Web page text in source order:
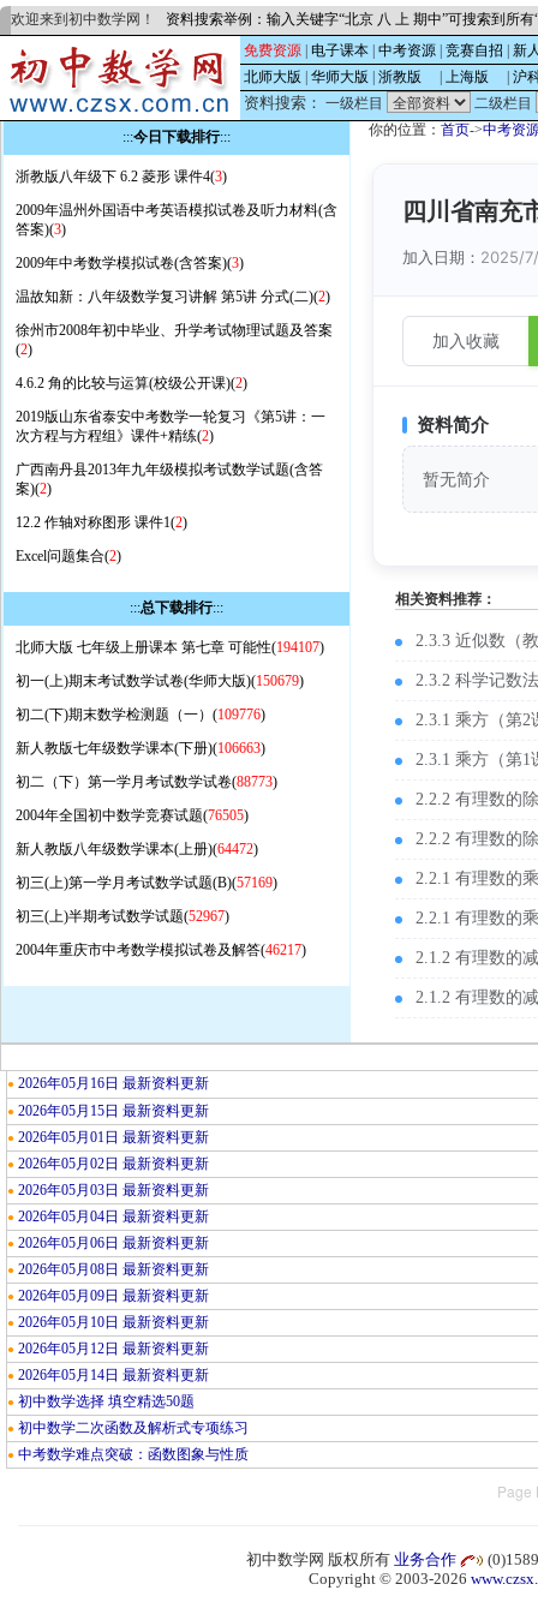
欢迎来到初中数学网！ 资料搜索举例：输入关键字“北京 八 上 期中”可搜索到所
免费资源 电子课本 中考资源 竞赛自招
新
北师大版
华师大版 浙教版 上海版 沪
资料搜索： 一级栏目
二级栏目
:::今日下载排行:::
浙教版八年级下 6.2 菱形 课件4(3)
2009年温州外国语中考英语模拟试卷及听力材料(含
答案)(3)
2009年中考数学模拟试卷(含答案)(3)
温故知新：八年级数学复习讲解 第5讲 分式(二)(2)
徐州市2008年初中毕业、升学考试物理试题及答案
(2)
4.6.2 角的比较与运算(校级公开课)(2)
2019版山东省泰安中考数学一轮复习《第5讲：一
次方程与方程组》课件+精练(2)
广西南丹县2013年九年级模拟考试数学试题(含答
案)(2)
12.2 作轴对称图形 课件1(2)
Excel问题集合(2)
:::总下载排行:::
北师大版 七年级上册课本 第七章 可能性(194107)
初一(上)期末考试数学试卷(华师大版)(150679)
初二(下)期末数学检测题（一）(109776)
新人教版七年级数学课本(下册)(106663)
初二（下）第一学月考试数学试卷(88773)
2004年全国初中数学竞赛试题(76505)
新人教版八年级数学课本(上册)(64472)
初三(上)第一学月考试数学试题(B)(57169)
初三(上)半期考试数学试题(52967)
2004年重庆市中考数学模拟试卷及解答(46217)
你的位置： 首页->中考资
四川省南充
加入日期： 2025/
加入收藏
资料简介
暂无简介
相关资料推荐：
2.3.3 近似数（
2.3.2 科学记数
2.3.1 乘方（第
2.3.1 乘方（第
2.2.2 有理数的
2.2.2 有理数的
2.2.1 有理数的
2.2.1 有理数的
2.1.2 有理数的
2.1.2 有理数的
● 2026年05月16日 最新资料更新
● 2026年05月15日 最新资料更新
● 2026年05月01日 最新资料更新
● 2026年05月02日 最新资料更新
● 2026年05月03日 最新资料更新
● 2026年05月04日 最新资料更新
● 2026年05月06日 最新资料更新
● 2026年05月08日 最新资料更新
● 2026年05月09日 最新资料更新
● 2026年05月10日 最新资料更新
● 2026年05月12日 最新资料更新
● 2026年05月14日 最新资料更新
● 初中数学选择 填空精选50题
● 初中数学二次函数及解析式专项练习
● 中考数学难点突破：函数图象与性质
Page
初中数学网 版权所有 业务合作
Copyright © 2003-2026